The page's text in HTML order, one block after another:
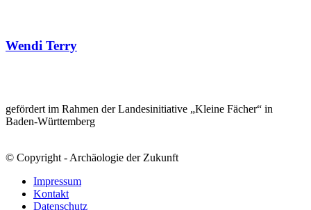
Wendi Terry
gefördert im Rahmen der Landesinitiative „Kleine Fächer“ in
Baden-Württemberg
© Copyright - Archäologie der Zukunft
Impressum
Kontakt
Datenschutz